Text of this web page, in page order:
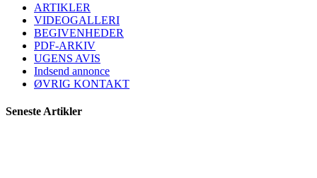
ARTIKLER
VIDEOGALLERI
BEGIVENHEDER
PDF-ARKIV
UGENS AVIS
Indsend annonce
ØVRIG KONTAKT
Seneste Artikler